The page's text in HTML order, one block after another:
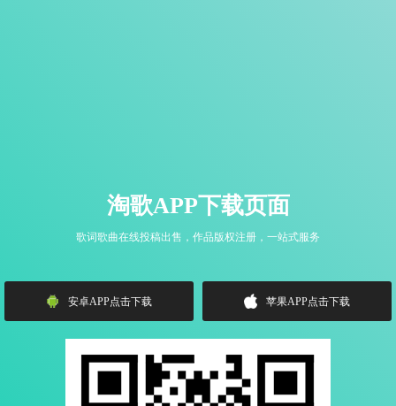
淘歌APP下载页面
歌词歌曲在线投稿出售，作品版权注册，一站式服务
安卓APP点击下载 苹果APP点击下载